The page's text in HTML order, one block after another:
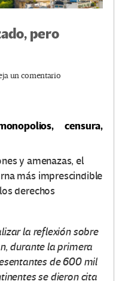
pero
un comentario
censura,
y amenazas, el
más imprescindible
derechos
la reflexión sobre
durante la primera
de 600 mil
se dieron cita